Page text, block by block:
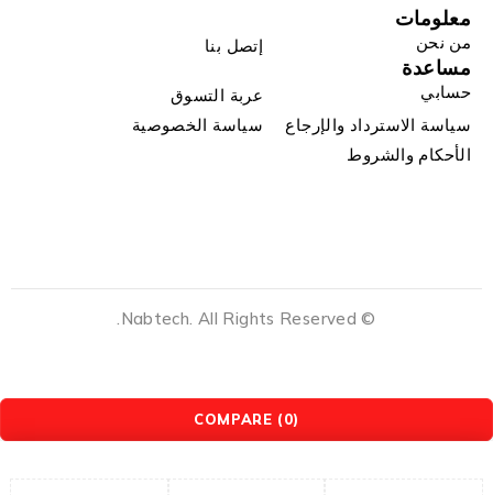
معلومات
من نحن إتصل بنا
مساعدة
حسابي
عربة التسوق
سياسة الاسترداد والإرجاع
سياسة الخصوصية
الأحكام والشروط
© Nabtech. All Rights Reserved.
COMPARE (0)